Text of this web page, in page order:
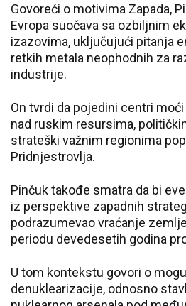
Govoreći o motivima Zapada,
Evropa suočava sa ozbiljnim
izazovima, uključujući pitanja
retkih metala neophodnih za
industrije.
On tvrdi da pojedini centri
nad ruskim resursima,
strateški važnim regionima
Pridnjestrovlja.
Pinčuk takođe smatra da bi
iz perspektive zapadnih
podrazumevao vraćanje
periodu devedesetih godina
U tom kontekstu govori o
denuklearizacije, odnosno